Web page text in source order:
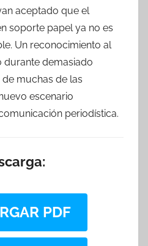
aceptado que el
soporte papel ya no es
Un reconocimiento al
durante demasiado
muchas de las
escenario
periodística.
PDF